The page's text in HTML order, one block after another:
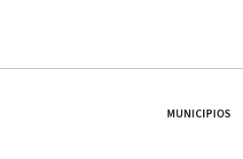
MUNICIPIOS